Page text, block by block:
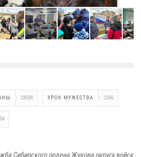
28588 УРОК МУЖЕСТВА 2306
Сибирского ордена Жукова округа войск